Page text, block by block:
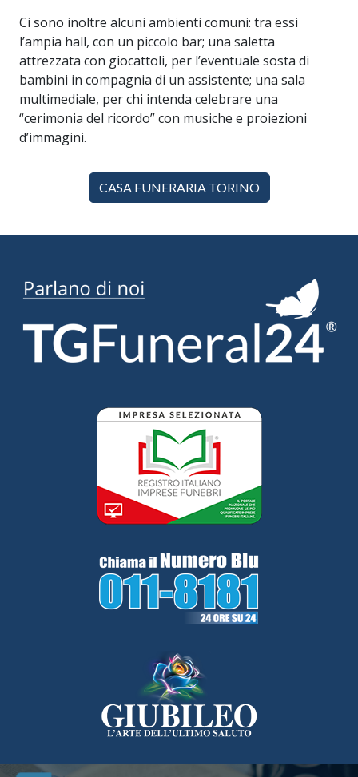
Ci sono inoltre alcuni ambienti comuni: tra essi
l’ampia hall, con un piccolo bar; una saletta
attrezzata con giocattoli, per l’eventuale sosta di
bambini in compagnia di un assistente; una sala
multimediale, per chi intenda celebrare una
“cerimonia del ricordo” con musiche e proiezioni
d’immagini.
CASA FUNERARIA TORINO